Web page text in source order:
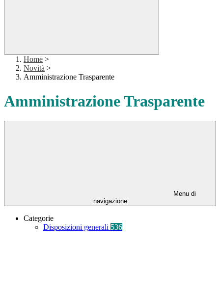
Home >
Novità >
Amministrazione Trasparente
Amministrazione Trasparente
Menu di
navigazione
Categorie
Disposizioni generali 536